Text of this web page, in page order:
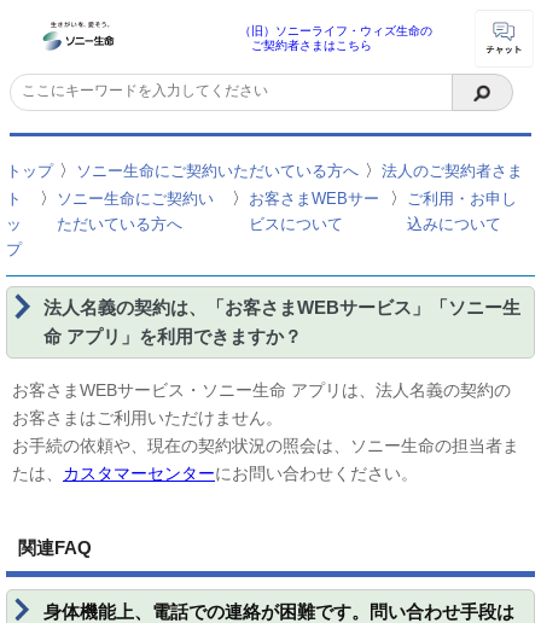
（旧）ソニーライフ・ウィズ生命の
ご契約者さまはこちら
トップ 〉 ソニー生命にご契約いただいている方へ 〉 法人のご契約者さま
ト
ッ
プ
〉
ソニー生命にご契約い
ただいている方へ
〉
お客さまWEBサー
ビスについて
〉
ご利用・お申し
込みについて
法人名義の契約は、「お客さまWEBサービス」「ソニー生
命 アプリ」を利用できますか？
お客さまWEBサービス・ソニー生命 アプリは、法人名義の契約の
お客さまはご利用いただけません。
お手続の依頼や、現在の契約状況の照会は、ソニー生命の担当者ま
たは、 カスタマーセンターにお問い合わせください。
関連FAQ
身体機能上、電話での連絡が困難です。問い合わせ手段は